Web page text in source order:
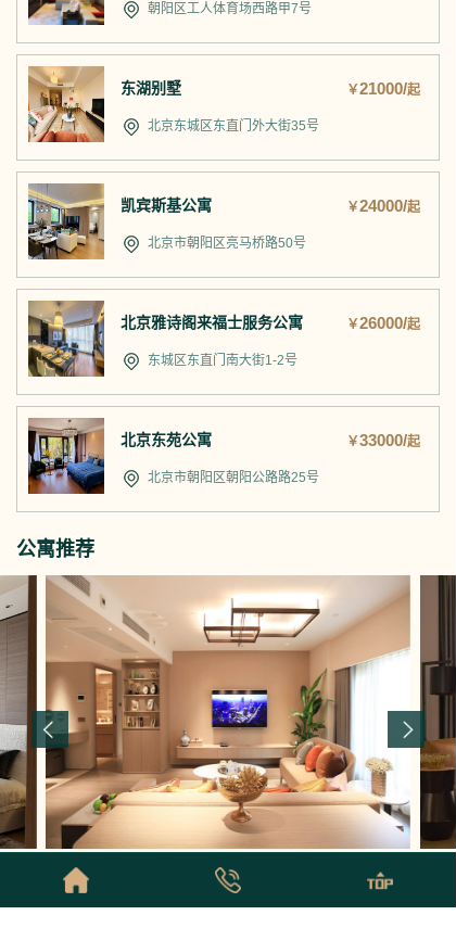
朝阳区工人体育场西路甲7号
东湖别墅 ￥21000/起
北京东城区东直门外大街35号
凯宾斯基公寓 ￥24000/起
北京市朝阳区亮马桥路50号
北京雅诗阁来福士服务公寓 ￥26000/起
东城区东直门南大街1-2号
北京东苑公寓 ￥33000/起
北京市朝阳区朝阳公路路25号
公寓推荐
北京国贸公寓 30000/
开间-5居室 42-455m² 4.9分